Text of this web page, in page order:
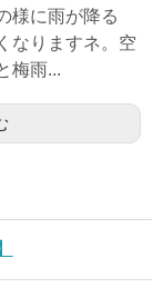
様に雨が降る
なりますネ。空
梅雨...